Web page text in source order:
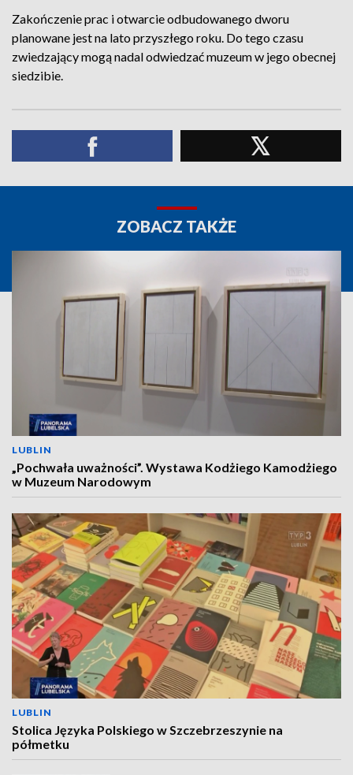
Zakończenie prac i otwarcie odbudowanego dworu
planowane jest na lato przyszłego roku. Do tego czasu
zwiedzający mogą nadal odwiedzać muzeum w jego obecnej
siedzibie.
ZOBACZ TAKŻE
LUBLIN
„Pochwała uważności”. Wystawa Kodżiego Kamodżiego
w Muzeum Narodowym
LUBLIN
Stolica Języka Polskiego w Szczebrzeszynie na
półmetku